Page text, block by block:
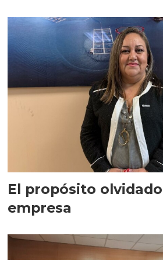
El propósito
empresa